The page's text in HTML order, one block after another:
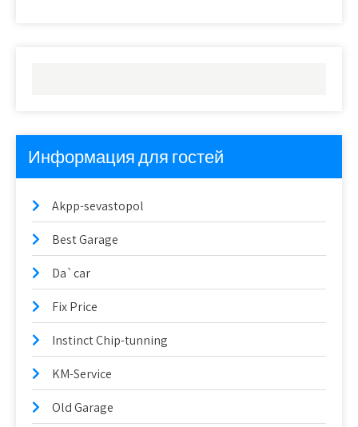
Информация для гостей
Akpp-sevastopol
Best Garage
Da`car
Fix Price
Instinct Chip-tunning
KM-Service
Old Garage